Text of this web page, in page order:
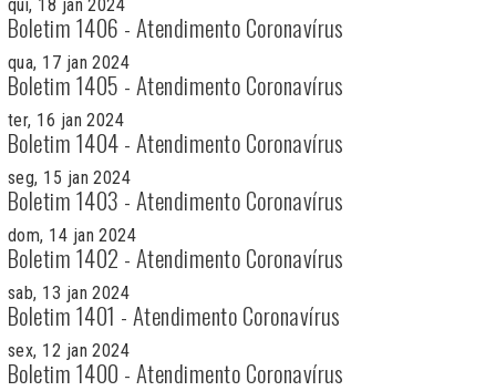
qui, 18 jan 2024
Boletim 1406 - Atendimento Coronavírus
qua, 17 jan 2024
Boletim 1405 - Atendimento Coronavírus
ter, 16 jan 2024
Boletim 1404 - Atendimento Coronavírus
seg, 15 jan 2024
Boletim 1403 - Atendimento Coronavírus
dom, 14 jan 2024
Boletim 1402 - Atendimento Coronavírus
sab, 13 jan 2024
Boletim 1401 - Atendimento Coronavírus
sex, 12 jan 2024
Boletim 1400 - Atendimento Coronavírus